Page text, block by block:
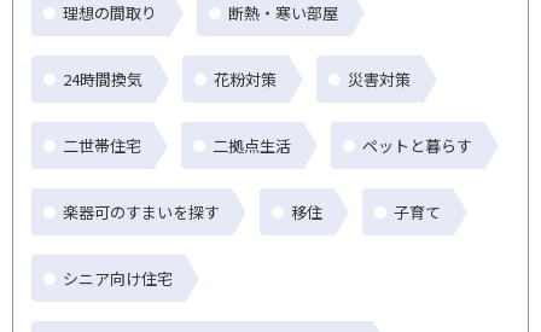
理想の間取り 断熱・寒い部屋
24時間換気 花粉対策 災害対策
二世帯住宅 二拠点生活 ペットと暮らす
楽器可のすまいを探す 移住 子育て
シニア向け住宅